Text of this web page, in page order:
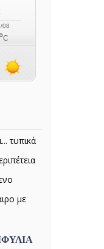
τυπικά
με